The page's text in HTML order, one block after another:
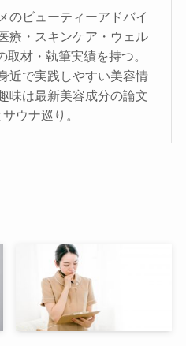
のビューティーアドバイ
療・スキンケア・ウェル
材・執筆実績を持つ。
近で実践しやすい美容情
味は最新美容成分の論文
ウナ巡り。